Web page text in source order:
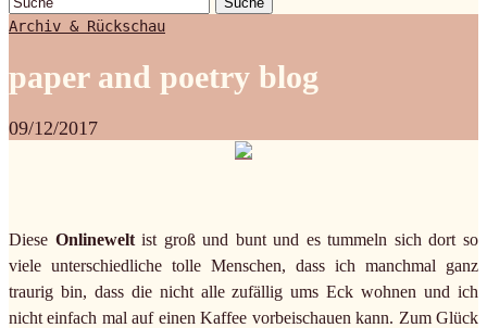
Archiv & Rückschau
paper and poetry blog
09/12/2017
Diese Onlineweltist groß und bunt und es tummeln sich dort so
viele unterschiedliche tolle Menschen, dass ich manchmal ganz
traurig bin, dass die nicht alle zufällig ums Eck wohnen und ich
nicht einfach mal auf einen Kaffee vorbeischauen kann. Zum Glück